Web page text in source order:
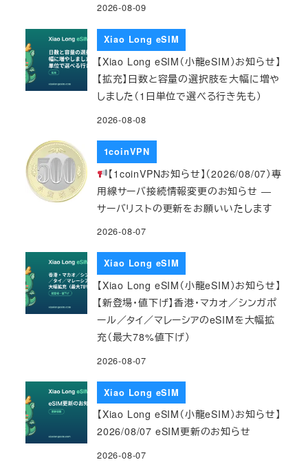
2026-08-09
Xiao Long eSIM
【Xiao Long eSIM（小龍eSIM）お知らせ】
【拡充】日数と容量の選択肢を大幅に増や
しました（1日単位で選べる行き先も）
2026-08-08
1coinVPN
【1coinVPNお知らせ】（2026/08/07）専
用線サーバ接続情報変更のお知らせ ―
サーバリストの更新をお願いいたします
2026-08-07
Xiao Long eSIM
【Xiao Long eSIM（小龍eSIM）お知らせ】
【新登場・値下げ】香港・マカオ／シンガポ
ール／タイ／マレーシアのeSIMを大幅拡
充（最大78%値下げ）
2026-08-07
Xiao Long eSIM
【Xiao Long eSIM（小龍eSIM）お知らせ】
2026/08/07 eSIM更新のお知らせ
2026-08-07